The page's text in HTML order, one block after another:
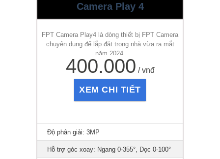
Camera Play 4
FPT Camera Play4 là dòng thiết bị FPT Camera
chuyên dụng để lắp đặt trong nhà vừa ra mắt
năm 2024.
400.000 / vnđ
XEM CHI TIẾT
Độ phân giải: 3MP
Hỗ trợ góc xoay: Ngang 0-355°, Dọc 0-100°